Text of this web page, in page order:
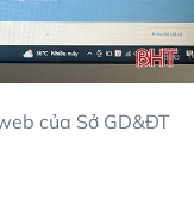
của Sở GD&ĐT